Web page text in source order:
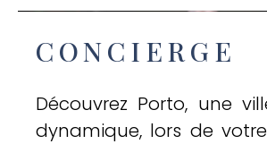
CONCIERGE
Découvrez Porto, une
dynamique, lors de